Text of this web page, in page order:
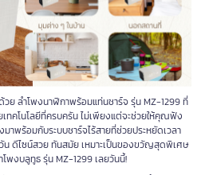
ย ลำโพงนาฬิกาพร้อมแท่นชาร์จ รุ่น MZ-1299 ที่
ทคโนโลยีที่ครบครัน ไม่เพียงแต่จะช่วยให้คุณฟัง
าพร้อมกับระบบชาร์จไร้สายที่ช่วยประหยัดเวลา
น ดีไซน์สวย ทันสมัย เหมาะเป็นของขวัญสุดพิเศษ
พงบลูทูธ รุ่น MZ-1299 เลยวันนี้!